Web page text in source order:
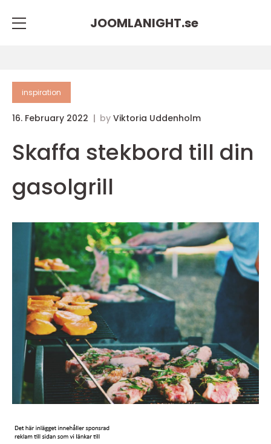
JOOMLANIGHT.se
inspiration
16. February 2022 by Viktoria Uddenholm
Skaffa stekbord till din
gasolgrill